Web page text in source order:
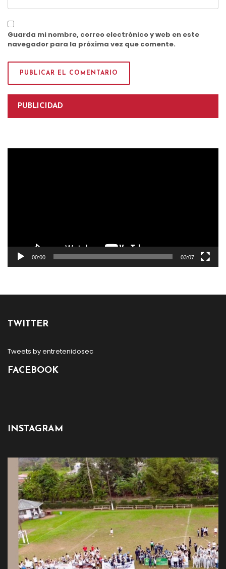
Guarda mi nombre, correo electrónico y web en este
navegador para la próxima vez que comente.
PUBLICIDAD
00:00 03:07
TWITTER
Tweets by entretenidosec
FACEBOOK
INSTAGRAM